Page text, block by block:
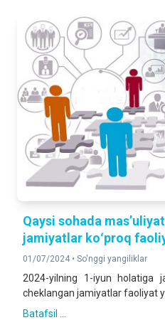
Qaysi sohada
jamiyatlar koʻproq
01/07/2024 • So'nggi yangiliklar
2024-yilning 1-iyun holatiga
cheklangan jamiyatlar faoliyat
Batafsil ...